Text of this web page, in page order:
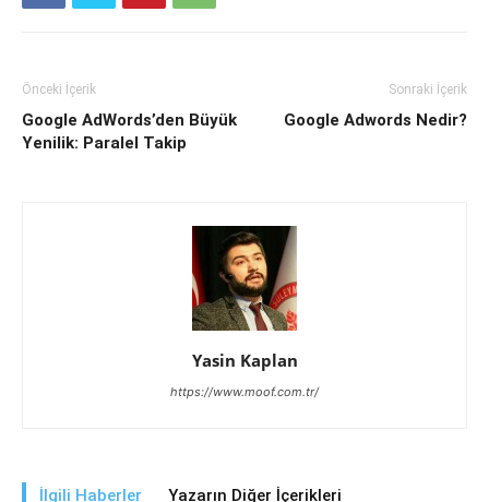
Önceki İçerik
Google AdWords’den Büyük
Yenilik: Paralel Takip
Sonraki İçerik
Google Adwords Nedir?
Yasin Kaplan
https://www.moof.com.tr/
İlgili Haberler Yazarın Diğer İçerikleri